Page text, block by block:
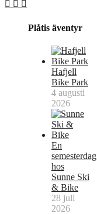
Plåtis äventyr
Hafjell
Bike Park
4 augusti
2026
En
semesterdag
hos
Sunne Ski
& Bike
28 juli
2026